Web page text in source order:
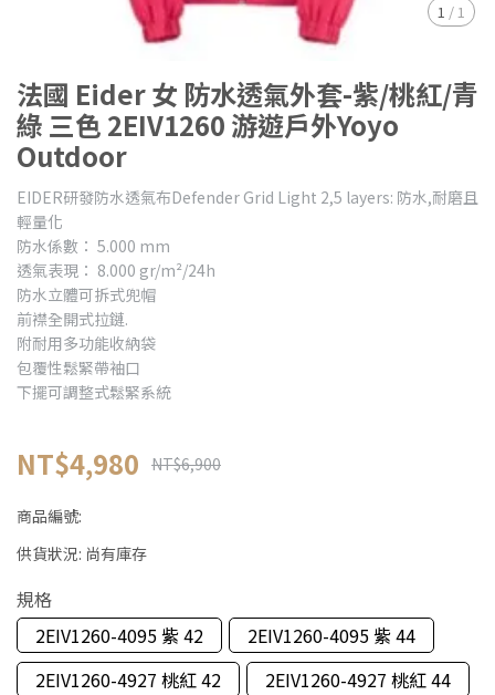
1 /1
法國 Eider 女 防水透氣外套-紫/桃紅/青
綠 三色 2EIV1260 游遊戶外Yoyo
Outdoor
EIDER研發防水透氣布Defender Grid Light 2,5 layers: 防水,耐磨且
輕量化
防水係數： 5.000 mm
透氣表現： 8.000 gr/m²/24h
防水立體可拆式兜帽
前襟全開式拉鏈.
附耐用多功能收納袋
包覆性鬆緊帶袖口
下擺可調整式鬆緊系統
NT$4,980 NT$6,900
商品編號:
供貨狀況: 尚有庫存
規格
2EIV1260-4095 紫 42
2EIV1260-4095 紫 44
2EIV1260-4927 桃紅 42
2EIV1260-4927 桃紅 44